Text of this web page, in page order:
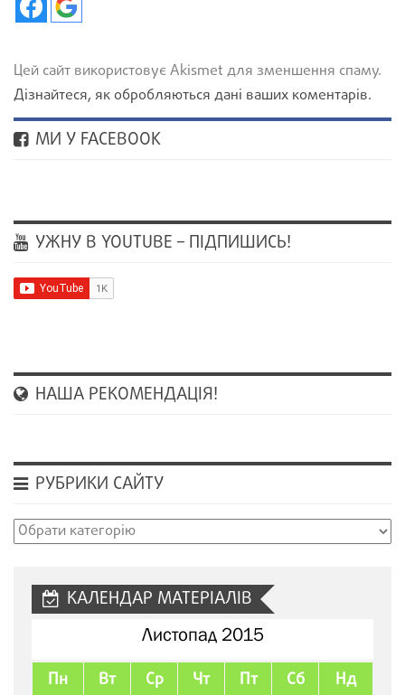
Цей сайт використовує Akismet для зменшення спаму.
Дізнайтеся, як обробляються дані ваших коментарів.
МИ У FACEBOOK
УЖНУ В YOUTUBE – ПІДПИШИСЬ!
НАША РЕКОМЕНДАЦІЯ!
РУБРИКИ САЙТУ
Рубрики
КАЛЕНДАР МАТЕРІАЛІВ
Листопад 2015
Пн Вт Ср Чт Пт Сб Нд